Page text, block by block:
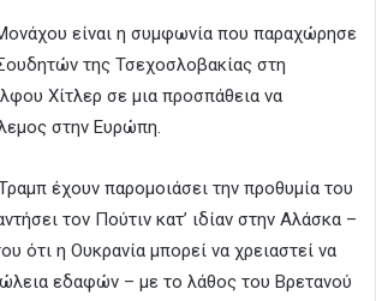
είναι η συμφωνία που παραχώρησε
της Τσεχοσλοβακίας στη
Χίτλερ σε μια προσπάθεια να
στην Ευρώπη.
έχουν παρομοιάσει την προθυμία του
τον Πούτιν κατ’ ιδίαν στην Αλάσκα –
ότι η Ουκρανία μπορεί να χρειαστεί να
εδαφών – με το λάθος του Βρετανού